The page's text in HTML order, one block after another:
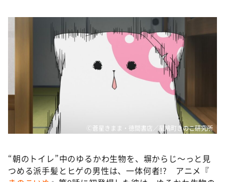
て真剣です
探偵！ナイトスクープ
news おかえり
河合＆A.B.C-Z塚田×福井アナ「なんでやねん！？」
（news おかえり）
DAIGOも台所 ～きょうの献立 何にする？～
本日はダイアンなり！シーズン２
朝だ！生です旅サラダ
ＬＩＦＥ～夢のカタチ～
新婚さんいらっしゃい！
Ⓒ蒼星きまま・徳間書店／星鳩町きのこ研究所
“朝のトイレ”中のゆるかわ生物を、塀からじ～っと見
つめる派手髪とヒゲの男性は、一体何者!? アニメ『